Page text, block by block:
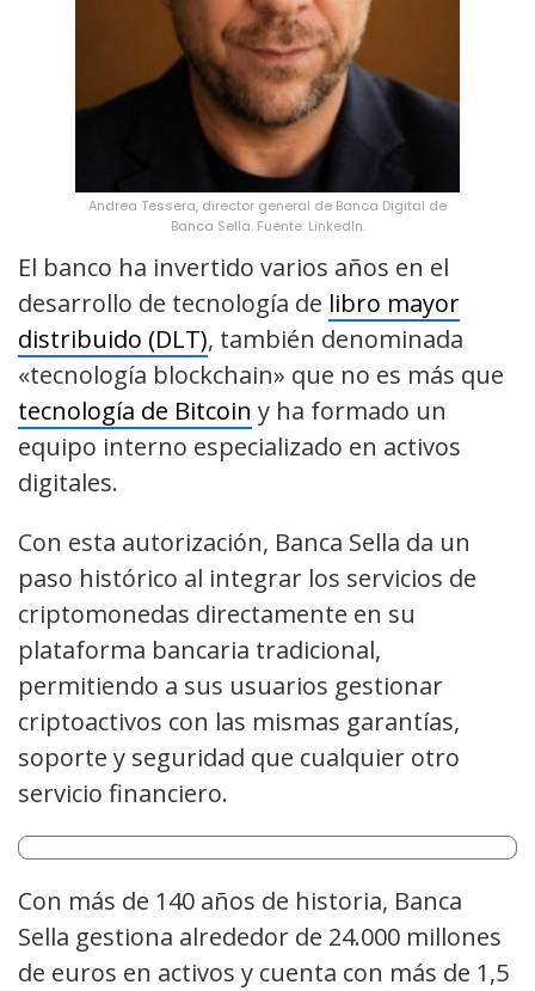
Andrea Tessera, director general de Banca Digital de
Banca Sella. Fuente: LinkedIn.
El banco ha invertido varios años en el
desarrollo de tecnología de libro mayor
distribuido (DLT), también denominada
«tecnología blockchain» que no es más que
tecnología de Bitcoin y ha formado un
equipo interno especializado en activos
digitales.
Con esta autorización, Banca Sella da un
paso histórico al integrar los servicios de
criptomonedas directamente en su
plataforma bancaria tradicional,
permitiendo a sus usuarios gestionar
criptoactivos con las mismas garantías,
soporte y seguridad que cualquier otro
servicio financiero.
Con más de 140 años de historia, Banca
Sella gestiona alrededor de 24.000 millones
de euros en activos y cuenta con más de 1,5